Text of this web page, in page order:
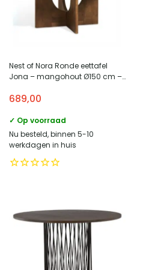
Nest of Nora Ronde eettafel
Jona – mangohout Ø150 cm –
689,00
✓ Op voorraad
Nu besteld, binnen 5-10
werkdagen in huis